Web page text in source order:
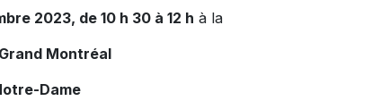
2023, de 10 h 30 à 12 h à la
Montréal
Dame